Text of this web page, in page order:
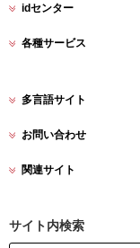
idセンター
各種サービス
多言語サイト
お問い合わせ
関連サイト
サイト内検索